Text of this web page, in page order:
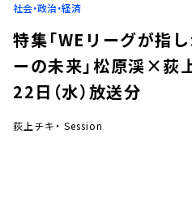
社会・政治・経済
特集「WEリーグが指
ーの未来」松原渓×
22日（水）放送分
荻上チキ・ Session